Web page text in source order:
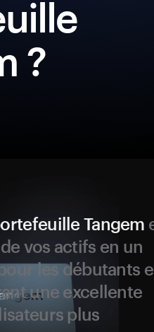
?
Tangem
vos actifs en un
les débutants
une excellente
plus